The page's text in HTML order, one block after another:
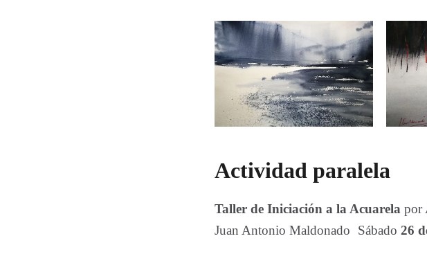
Actividad paralela
Taller de Iniciación a la Acuarela por
Juan Antonio Maldonado Sábado 26